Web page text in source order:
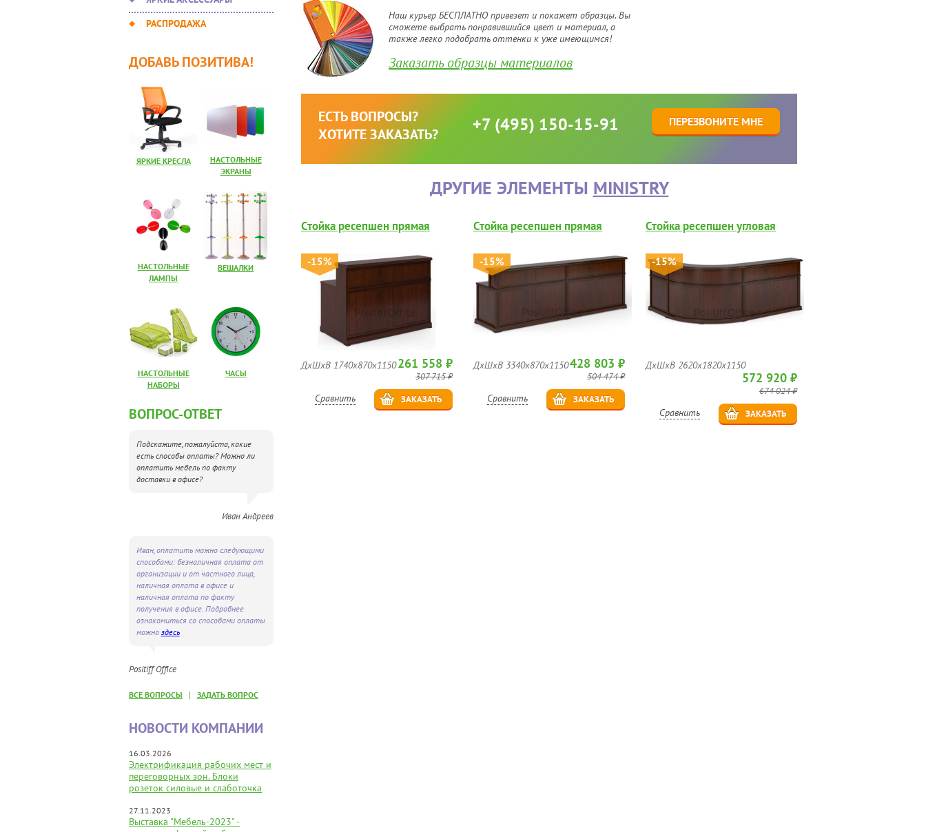
РАСПРОДАЖА
ДОБАВЬ ПОЗИТИВА!
ЯРКИЕ КРЕСЛА
НАСТОЛЬНЫЕ
ЭКРАНЫ
НАСТОЛЬНЫЕ
ЛАМПЫ
ВЕШАЛКИ
НАСТОЛЬНЫЕ
НАБОРЫ
ЧАСЫ
ВОПРОС-ОТВЕТ
Подскажите, пожалуйста, какие
есть способы оплаты? Можно ли
оплатить мебель по факту
доставки в офисе?
Иван Андреев
Иван, оплатить можно следующими
способами: безналичная оплата от
организации и от частного лица,
наличная оплата в офисе и
наличная оплата по факту
получения в офисе. Подробнее
ознакомиться со способами оплаты
можно здесь
Positiff Office
ВСЕ ВОПРОСЫ | ЗАДАТЬ ВОПРОС
НОВОСТИ КОМПАНИИ
16.03.2026
Электрификация рабочих мест и
переговорных зон. Блоки
розеток силовые и слаботочка
27.11.2023
Выставка "Мебель-2023" -
Наш курьер БЕСПЛАТНО привезет и покажет образцы. Вы
сможете выбрать понравившийся цвет и материал, а
также легко подобрать оттенки к уже имеющимся!
Заказать образцы материалов
ЕСТЬ ВОПРОСЫ?
ХОТИТЕ ЗАКАЗАТЬ?
+7 (495) 150-15-91 ПЕРЕЗВОНИТЕ МНЕ
ДРУГИЕ ЭЛЕМЕНТЫ MINISTRY
Стойка ресепшен прямая
-15%
ДхШхВ 1740х870х1150261 558 ₽
307 715 ₽
Сравнить ЗАКАЗАТЬ
Стойка ресепшен прямая
-15%
ДхШхВ 3340х870х1150428 803 ₽
504 474 ₽
Сравнить ЗАКАЗАТЬ
Стойка ресепшен угловая
-15%
ДхШхВ 2620х1820х1150
572 920 ₽
674 024 ₽
Сравнить ЗАКАЗАТЬ